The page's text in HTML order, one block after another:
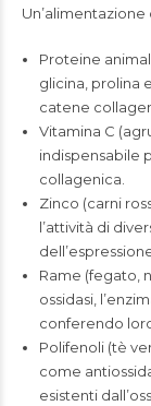
Proteine
glicina, prolina
catene
Vitamina C
indispensabile
collagenica.
Zinco (carni
l’attività di
Rame (fegato,
ossidasi,
conferendo
Polifenoli (tè
come
esistenti